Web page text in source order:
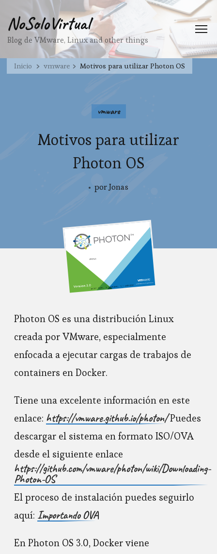
NoSoloVirtual
Blog de VMware, Linux and other things
Inicio vmware Motivos para utilizar Photon OS
vmware
Motivos para utilizar
Photon OS
porJonas
Photon OS es una distribución Linux
creada por VMware, especialmente
enfocada a ejecutar cargas de trabajos de
containers en Docker.
Tiene una excelente información en este
enlace: https://vmware.github.io/photon/Puedes
descargar el sistema en formato ISO/OVA
desde el siguiente enlace
https://github.com/vmware/photon/wiki/Downloading-
Photon-OS
El proceso de instalación puedes seguirlo
aquí: Importando OVA
En Photon OS 3.0, Docker viene